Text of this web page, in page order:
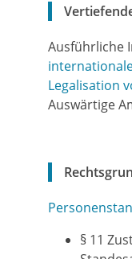
Ausführliche
Legalisation
Auswärtige
§ 11